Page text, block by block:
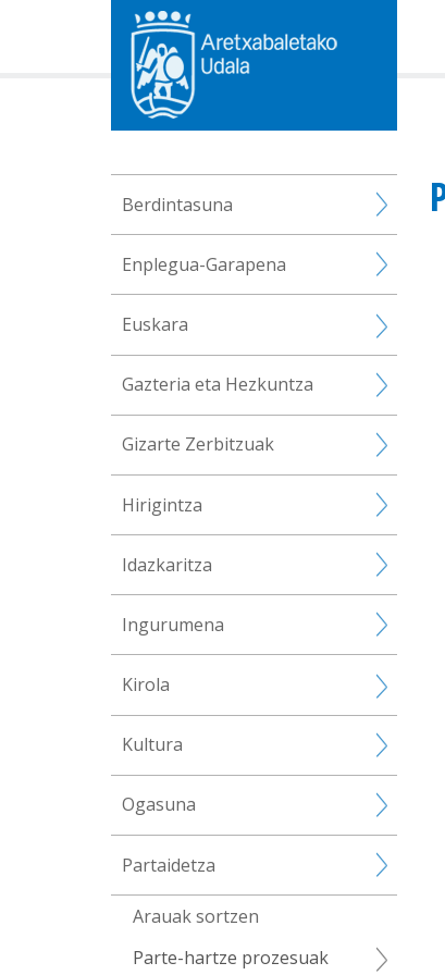
Berdintasuna
Enplegua-Garapena
Euskara
Gazteria eta Hezkuntza
Gizarte Zerbitzuak
Hirigintza
Idazkaritza
Ingurumena
Kirola
Kultura
Ogasuna
Partaidetza
Arauak sortzen
Parte-hartze prozesuak